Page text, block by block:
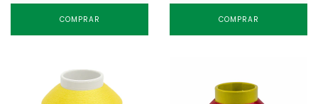
COMPRAR COMPRAR